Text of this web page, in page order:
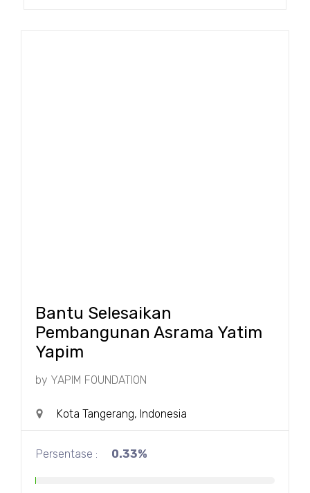
Bantu Selesaikan
Pembangunan Asrama Yatim
Yapim
by YAPIM FOUNDATION
Kota Tangerang, Indonesia
Persentase : 0.33%